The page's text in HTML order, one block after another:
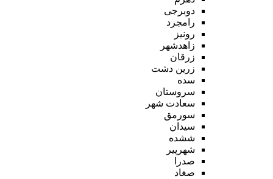
دوبرجی
رامجرد
رونیز
زاهدشهر
زرقان
زرین دشت
سده
سروستان
سعادت شهر
سورمق
سیدان
ششده
شهرپیر
صدرا
صغاد